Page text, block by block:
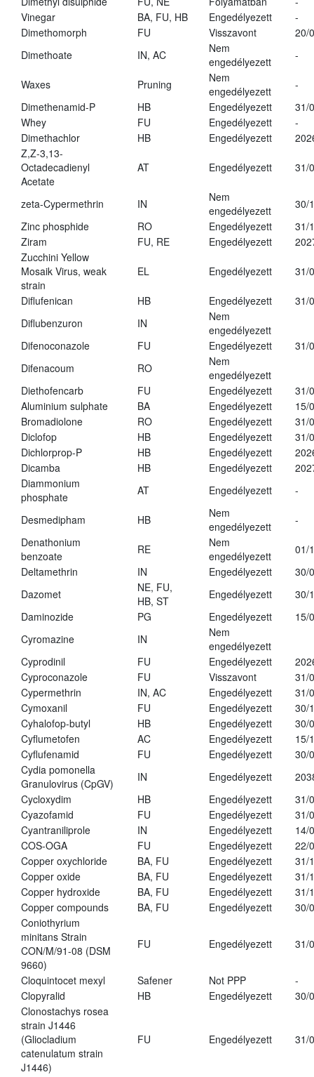
Vinegar
BA, FU, HB Engedélyezett
-
Dimethomorph
FU Visszavont
20/
Dimethoate
IN, AC
Nem
engedélyezett
-
Waxes Pruning
Nem
engedélyezett
-
Dimethenamid-P
HB Engedélyezett
31/
Whey
FU Engedélyezett
-
Dimethachlor
HB Engedélyezett
Z,Z-3,13-
Octadecadienyl
Acetate
AT Engedélyezett 31/
zeta-Cypermethrin IN
Nem
engedélyezett
30/
Zinc phosphide
RO Engedélyezett
31/
Ziram
FU, RE Engedélyezett
Zucchini Yellow
Mosaik Virus, weak
strain
EL Engedélyezett 31/
Diflufenican HB Engedélyezett
31/
Diflubenzuron
IN
Nem
engedélyezett
Difenoconazole
FU Engedélyezett
31/
Difenacoum
RO
Nem
engedélyezett
Diethofencarb
FU Engedélyezett
31/
Aluminium sulphate
BA Engedélyezett
15/
Bromadiolone
RO Engedélyezett
31/
Diclofop
HB Engedélyezett
31/
Dichlorprop-P
HB Engedélyezett
Dicamba
HB Engedélyezett
Diammonium
phosphate
AT Engedélyezett -
Desmedipham HB
Nem
engedélyezett
-
Denathonium
benzoate
RE
Nem
engedélyezett
01/
Deltamethrin
IN Engedélyezett
30/
Dazomet
NE, FU,
HB, ST
Engedélyezett
30/
Daminozide
PG Engedélyezett
15/
Cyromazine
IN
Nem
engedélyezett
Cyprodinil
FU Engedélyezett
Cyproconazole
FU Visszavont
31/
Cypermethrin
IN, AC Engedélyezett
31/
Cymoxanil
FU Engedélyezett
30/
Cyhalofop-butyl
HB Engedélyezett
30/
Cyflumetofen
AC Engedélyezett
15/
Cyflufenamid
FU Engedélyezett
30/
Cydia pomonella
Granulovirus (CpGV)
IN Engedélyezett
Cycloxydim
HB Engedélyezett
31/
Cyazofamid
FU Engedélyezett
31/
Cyantraniliprole
IN Engedélyezett
14/
COS-OGA
FU Engedélyezett
22/
Copper oxychloride
BA, FU Engedélyezett
31/
Copper oxide
BA, FU Engedélyezett
31/
Copper hydroxide
BA, FU Engedélyezett
31/
Copper compounds
BA, FU Engedélyezett
30/
Coniothyrium
minitans Strain
CON/M/91-08 (DSM
9660)
FU Engedélyezett 31/
Cloquintocet mexyl Safener Not PPP
-
Clopyralid
HB Engedélyezett
30/
Clonostachys rosea
strain J1446
(Gliocladium
catenulatum strain
J1446)
FU Engedélyezett 31/